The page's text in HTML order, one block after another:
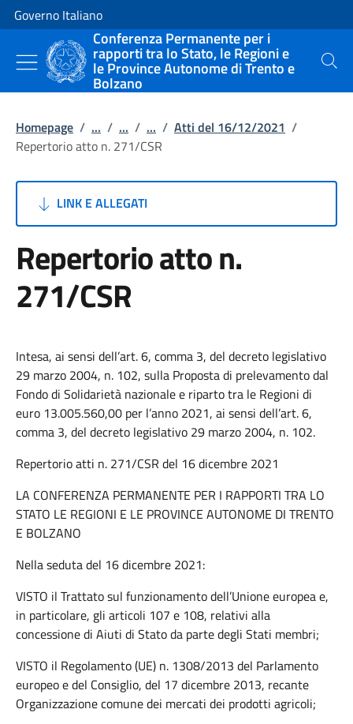
Vai al contenuto
Vai alla navigazione del sito
Governo Italiano
Conferenza Permanente per i
rapporti tra lo Stato, le Regioni e
le Province Autonome di Trento e
Bolzano
Cerca
Homepage / ... / ... / ... / Atti del 16/12/2021 /
Repertorio atto n. 271/CSR
LINK E ALLEGATI
Repertorio atto n.
271/CSR
Intesa, ai sensi dell’art. 6, comma 3, del decreto legislativo
29 marzo 2004, n. 102, sulla Proposta di prelevamento dal
Fondo di Solidarietà nazionale e riparto tra le Regioni di
euro 13.005.560,00 per l’anno 2021, ai sensi dell’art. 6,
comma 3, del decreto legislativo 29 marzo 2004, n. 102.
Repertorio atti n. 271/CSR del 16 dicembre 2021
LA CONFERENZA PERMANENTE PER I RAPPORTI TRA LO
STATO LE REGIONI E LE PROVINCE AUTONOME DI TRENTO
E BOLZANO
Nella seduta del 16 dicembre 2021:
VISTO il Trattato sul funzionamento dell’Unione europea e,
in particolare, gli articoli 107 e 108, relativi alla
concessione di Aiuti di Stato da parte degli Stati membri;
VISTO il Regolamento (UE) n. 1308/2013 del Parlamento
europeo e del Consiglio, del 17 dicembre 2013, recante
Organizzazione comune dei mercati dei prodotti agricoli;